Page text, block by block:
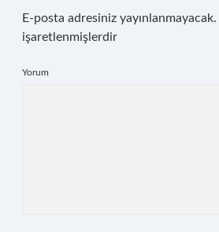
E-posta adresiniz yayınlanmayacak.
işaretlenmişlerdir
Yorum